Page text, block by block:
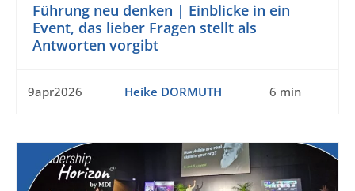
Führung neu denken | Einblicke in ein
Event, das lieber Fragen stellt als
Antworten vorgibt
9apr2026 Heike DORMUTH 6 min